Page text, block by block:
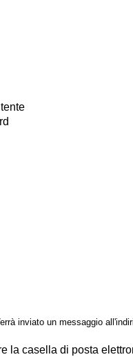
inviato un messaggio
la casella di posta